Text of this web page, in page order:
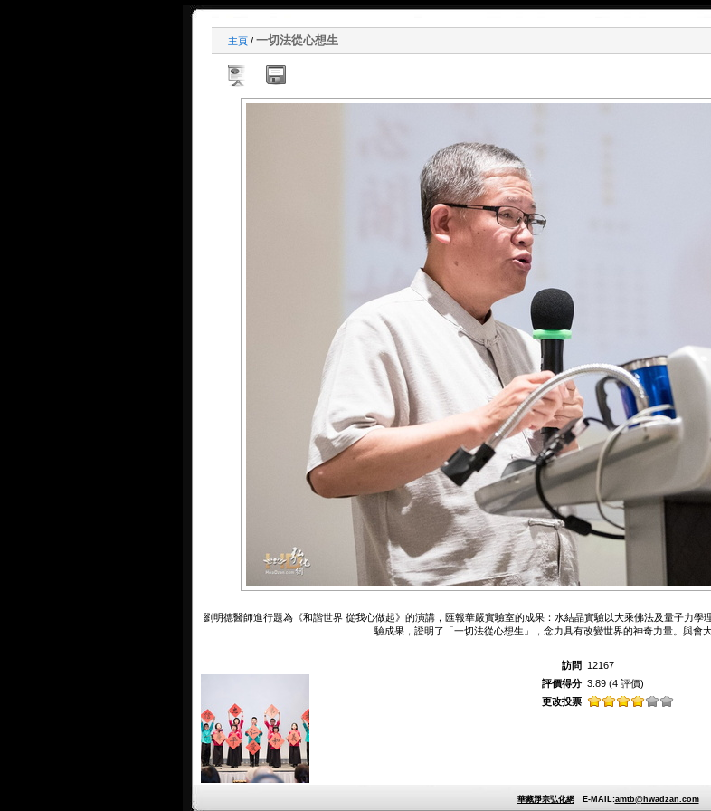
主頁 / 一切法從心想生
劉明德醫師進行題為《和諧世界 從我心做起》的演講，匯報華嚴實驗室的成果：水結晶實驗以大乘佛法及量子力
驗成果，證明了「一切法從心想生」，念力具有改變世界的神奇力量。與會
訪問
12167
評價得分 3.89 (4 評價)
更改投票
華藏淨宗弘化網E-MAIL:amtb@hwadzan.com